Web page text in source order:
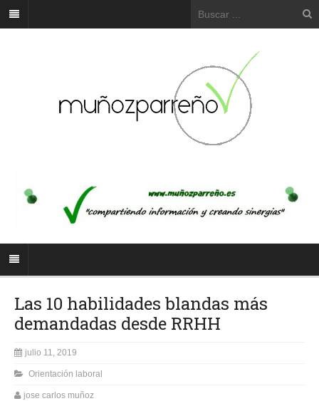
Las 10 habilidades blandas más
demandadas desde RRHH
julio 11, 2019
Orientación laboral
jose carlos muñoz